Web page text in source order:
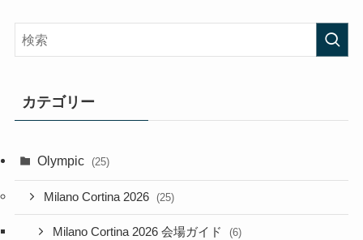
カテゴリー
Olympic (25)
Milano Cortina 2026 (25)
Milano Cortina 2026 会場ガイド (6)